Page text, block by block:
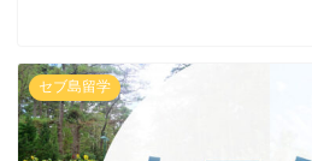
セブ島留学